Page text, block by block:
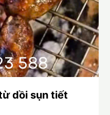
dồi sụn tiết